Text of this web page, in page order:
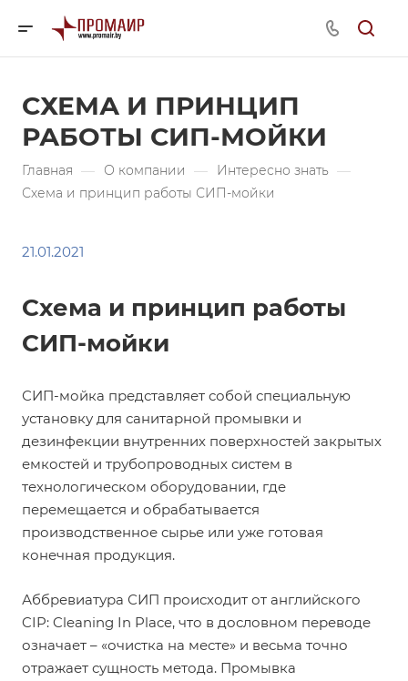
СХЕМА И ПРИНЦИП
РАБОТЫ СИП-МОЙКИ
Главная — О компании — Интересно знать —
Схема и принцип работы СИП-мойки
21.01.2021
Схема и принцип работы
СИП-мойки
СИП-мойка представляет собой специальную
установку для санитарной промывки и
дезинфекции внутренних поверхностей закрытых
емкостей и трубопроводных систем в
технологическом оборудовании, где
перемещается и обрабатывается
производственное сырье или уже готовая
конечная продукция.
Аббревиатура СИП происходит от английского
CIP: Cleaning In Place, что в дословном переводе
означает – «очистка на месте» и весьма точно
отражает сущность метода. Промывка